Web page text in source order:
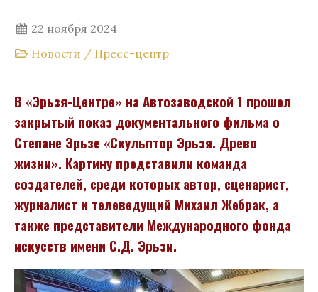
22 ноября 2024
Новости / Пресс-центр
В «Эрьзя-Центре» на Автозаводской 1 прошел
закрытый показ документального фильма о
Степане Эрьзе «Скульптор Эрьзя. Древо
жизни». Картину представили команда
создателей, среди которых автор, сценарист,
журналист и телеведущий Михаил Жебрак, а
также представители Международного фонда
искусств имени С.Д. Эрьзи.